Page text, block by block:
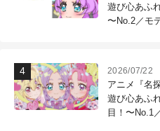
遊び心あふ
〜No.2／モ
2026/07/22
アニメ『名
遊び心あふ
目！〜No.1